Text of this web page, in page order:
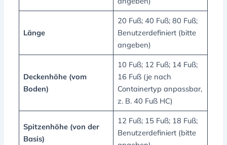
Länge
20 Fuß; 40 Fuß; 80 Fuß;
Benutzerdefiniert (bitte
angeben)
Deckenhöhe (vom
Boden)
10 Fuß; 12 Fuß; 14 Fuß;
16 Fuß (je nach
Containertyp anpassbar,
z. B. 40 Fuß HC)
Spitzenhöhe (von der
Basis)
12 Fuß; 15 Fuß; 18 Fuß;
Benutzerdefiniert (bitte